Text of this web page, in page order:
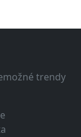
trendy